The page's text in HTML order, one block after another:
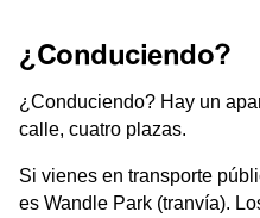
¿Conduciendo?
¿Conduciendo? Hay un
calle, cuatro plazas.
Si vienes en transporte
es Wandle Park (tranvía).